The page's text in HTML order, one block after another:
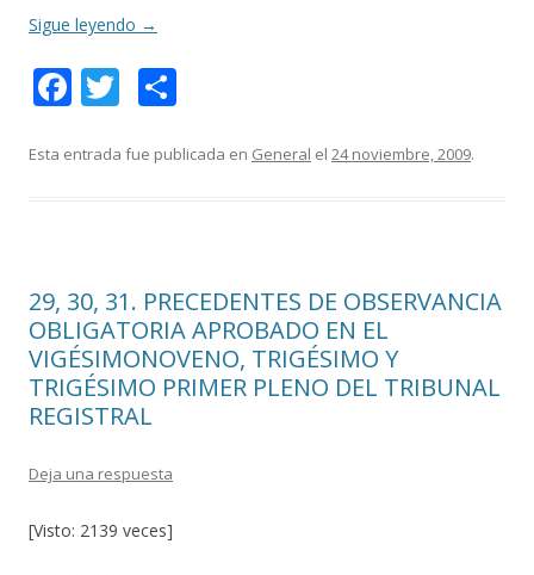
Sigue leyendo →
F
e
k
T
itt m
r
Esta entrada fue publicada en General el 24 noviembre, 2009.
29, 30, 31. PRECEDENTES DE OBSERVANCIA
OBLIGATORIA APROBADO EN EL
VIGÉSIMONOVENO, TRIGÉSIMO Y
TRIGÉSIMO PRIMER PLENO DEL TRIBUNAL
REGISTRAL
Deja una respuesta
[Visto: 2139 veces]